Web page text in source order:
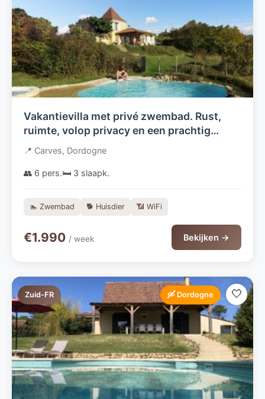
Vakantievilla met privé zwembad. Rust,
ruimte, volop privacy en een prachtig
uitzicht vanaf het overdekte terras.
📍 Carves, Dordogne
👥 6 pers.🛏️ 3 slaapk.
🏊 Zwembad 🐕 Huisdier 📶 WiFi
€1.990 / week Bekijken →
Zuid-FR 🛶 Dordogne 🤍